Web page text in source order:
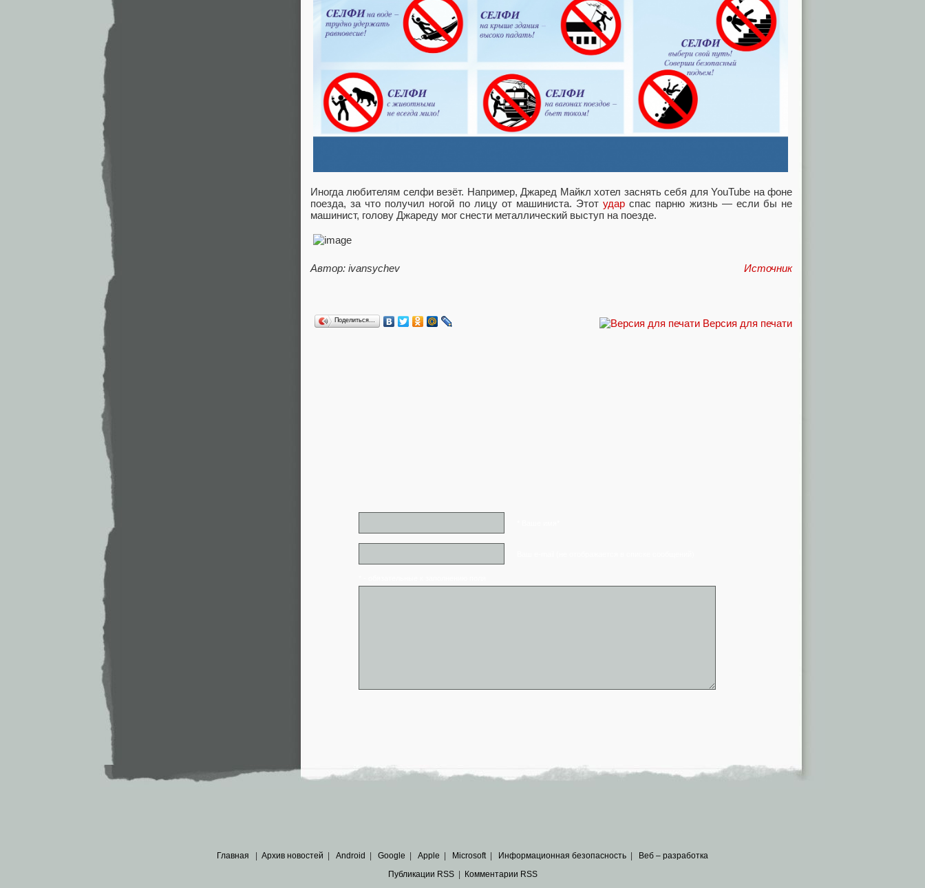
Иногда любителям селфи везёт. Например, Джаред Майкл хотел заснять себя для YouTube на фоне
поезда, за что получил ногой по лицу от машиниста. Этотудар спас парню жизнь — если бы не
машинист, голову Джареду мог снести металлический выступ на поезде.
Автор: ivansychev Источник
Версия для печати
Поделиться…
Главная Архив новостей Android Google Apple Microsoft| Информационная безопасность
Веб – разработка
Публикации RSS| Комментарии RSS